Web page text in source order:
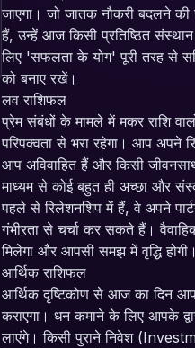
जाएगा। जो जातक नौकरी बदलने
हैं, उन्हें आज किसी प्रतिष्ठित
लिए 'सफलता के योग' पूरी तरह से
को बनाए रखें।
लव राशिफल
प्रेम संबंधों के मामले में मकर राशि
परिपक्वता से भरा रहेगा। आप अपने
आप अविवाहित हैं और किसी
माध्यम से कोई बहुत ही अच्छा और
पहले से रिलेशनशिप में हैं, वे अपने
गंभीरता से चर्चा कर सकते हैं।
मिलेगा और आपसी समझ में वृद्धि होगी।
आर्थिक राशिफल
आर्थिक दृष्टिकोण से आज का दिन
कराएगा। धन कमाने के लिए आपके
लाएंगे। किसी पुराने निवेश